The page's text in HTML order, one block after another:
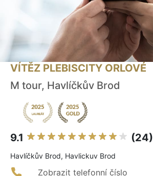
VÍTĚZ PLEBISCITY ORLOVÉ
M tour, Havlíčkův Brod
9.1 (24)
Havlíčkův Brod, Havlickuv Brod
Zobrazit telefonní číslo